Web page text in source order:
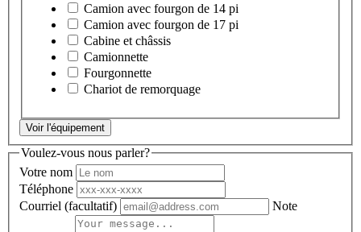
Camion avec fourgon de 14 pi
Camion avec fourgon de 17 pi
Cabine et châssis
Camionnette
Fourgonnette
Chariot de remorquage
Voir l'équipement
Voulez-vous nous parler?
Votre nom
Téléphone
Courriel (facultatif) Note